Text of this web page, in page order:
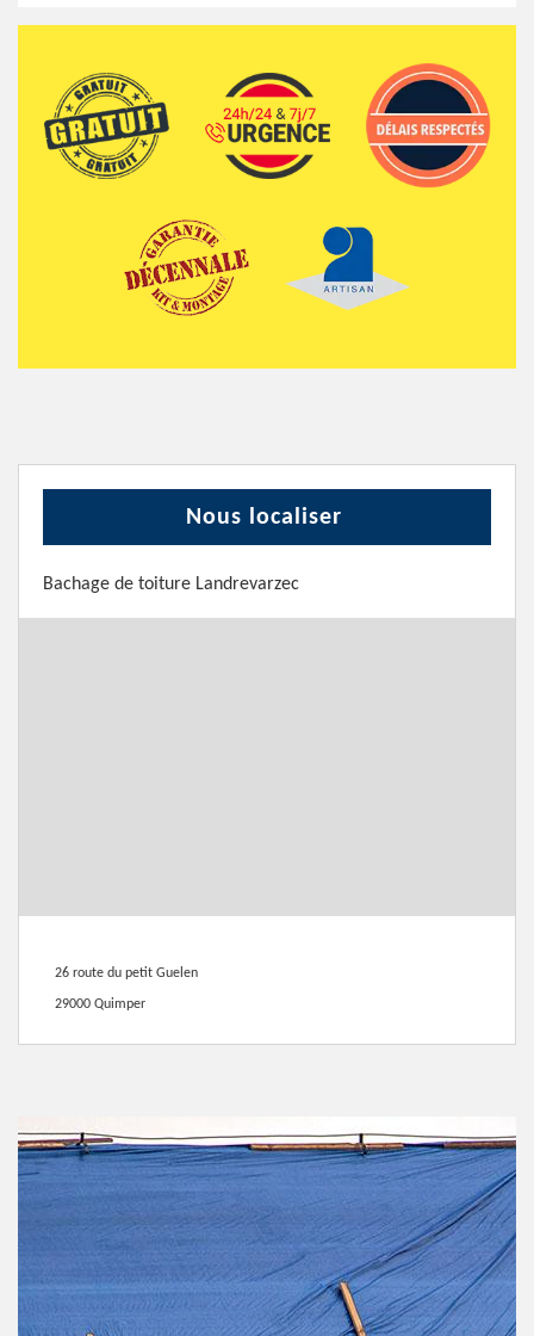
Nous localiser
Bachage de toiture Landrevarzec
26 route du petit Guelen
29000 Quimper